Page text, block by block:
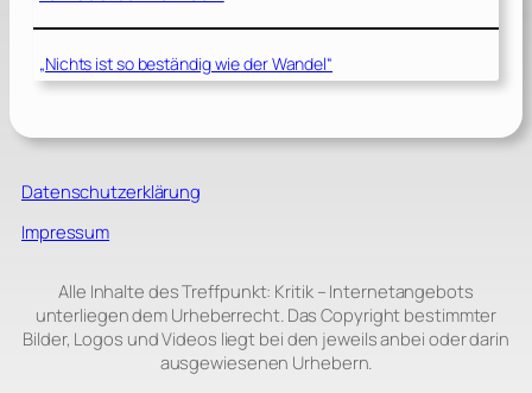
„Nichts ist so beständig wie der Wandel“
Datenschutzerklärung
Impressum
Alle Inhalte des Treffpunkt: Kritik – Internetangebots
unterliegen dem Urheberrecht. Das Copyright bestimmter
Bilder, Logos und Videos liegt bei den jeweils anbei oder darin
ausgewiesenen Urhebern.